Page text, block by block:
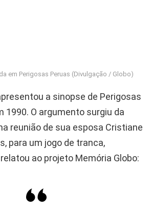
em Perigosas Peruas (Divulgação / Globo)
a sinopse de Perigosas
1990. O argumento surgiu da
reunião de sua esposa Cristiane
para um jogo de tranca,
ao projeto Memória Globo: